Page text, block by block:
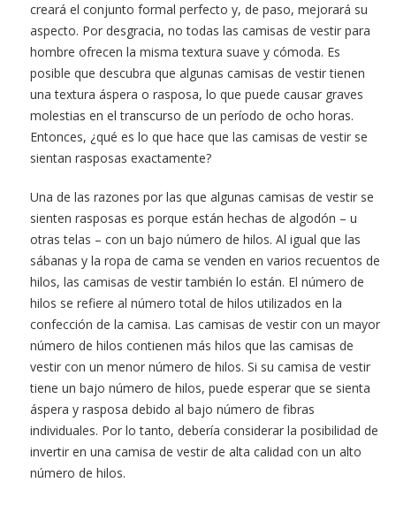
creará el conjunto formal perfecto y, de paso, mejorará su
aspecto. Por desgracia, no todas las camisas de vestir para
hombre ofrecen la misma textura suave y cómoda. Es
posible que descubra que algunas camisas de vestir tienen
una textura áspera o rasposa, lo que puede causar graves
molestias en el transcurso de un período de ocho horas.
Entonces, ¿qué es lo que hace que las camisas de vestir se
sientan rasposas exactamente?
Una de las razones por las que algunas camisas de vestir se
sienten rasposas es porque están hechas de algodón – u
otras telas – con un bajo número de hilos. Al igual que las
sábanas y la ropa de cama se venden en varios recuentos de
hilos, las camisas de vestir también lo están. El número de
hilos se refiere al número total de hilos utilizados en la
confección de la camisa. Las camisas de vestir con un mayor
número de hilos contienen más hilos que las camisas de
vestir con un menor número de hilos. Si su camisa de vestir
tiene un bajo número de hilos, puede esperar que se sienta
áspera y rasposa debido al bajo número de fibras
individuales. Por lo tanto, debería considerar la posibilidad de
invertir en una camisa de vestir de alta calidad con un alto
número de hilos.